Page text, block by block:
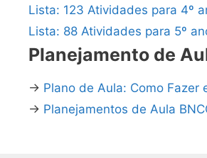
Lista: 123 Atividades para 4º
Lista: 88 Atividades para 5º
Planejamento de
→ Plano de Aula: Como Fazer
→ Planejamentos de Aula